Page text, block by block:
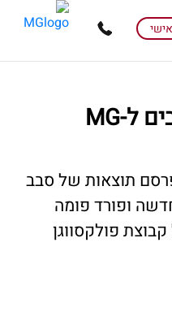
מבחני ריסוק: 5 כוכבים ל-MG
תוצאות של סבב
ופורד פומה
פולקסווגן